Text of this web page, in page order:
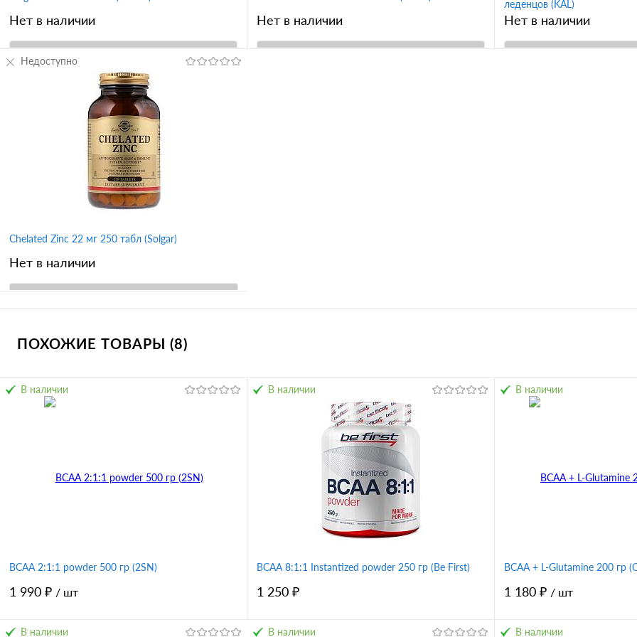
Нет в наличии
Купить в 1 клик
Сравнение
Нет в наличии
леденцов (KAL)
Нет в наличии
Chelated Zinc 22 мг 250 табл (Solgar)
Нет в наличии
Купить в 1 клик
Сравнение
Недоступно
ПОХОЖИЕ ТОВАРЫ (8)
BCAA 2:1:1 powder 500 гр (2SN)
1 990 ₽ / шт
В наличии
BCAA 8:1:1 Instantized powder 250 гр (Be First)
1 250 ₽
В наличии
BCAA + L-Glutamine 200 гр
1 180 ₽ / шт
В наличии
В наличии В наличии В наличии